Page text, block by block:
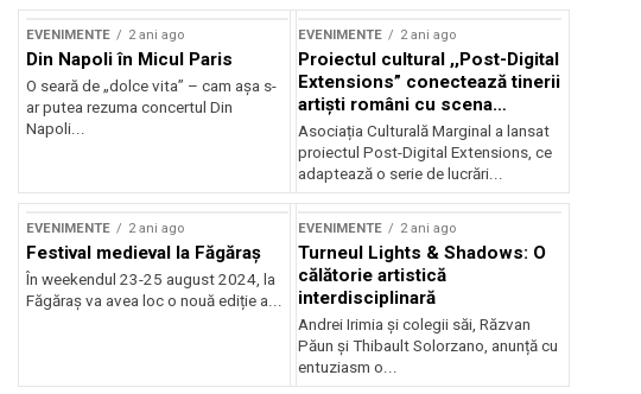
EVENIMENTE 2 ani ago
Din Napoli în Micul Paris
O seară de „dolce vita” – cam așa s-
ar putea rezuma concertul Din
Napoli...
EVENIMENTE 2 ani ago
Proiectul cultural ,,Post-Digital
Extensions” conectează tinerii
artiști români cu scena
internațională
Asociația Culturală Marginal a lansat
proiectul Post-Digital Extensions, ce
adaptează o serie de lucrări...
EVENIMENTE 2 ani ago
Festival medieval la Făgăraș
În weekendul 23-25 august 2024, la
Făgăraș va avea loc o nouă ediție a...
EVENIMENTE 2 ani ago
Turneul Lights & Shadows: O
călătorie artistică
interdisciplinară
Andrei Irimia și colegii săi, Răzvan
Păun și Thibault Solorzano, anunță cu
entuziasm o...